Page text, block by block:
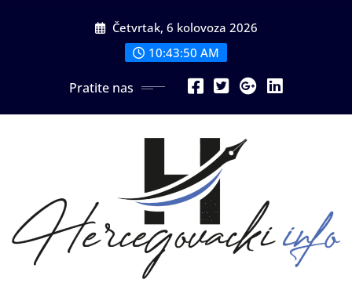
Četvrtak, 6 kolovoza 2026
10:43:51 AM
Pratite nas